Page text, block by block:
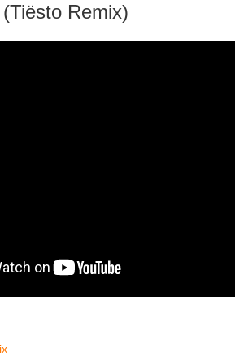
(Tiësto Remix)